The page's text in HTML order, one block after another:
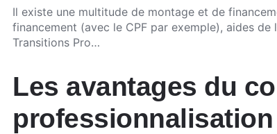
Il existe une multitude de montage et de
financement (avec le CPF par exemple), aides de
Transitions Pro…
Les avantages du
professionnalisation